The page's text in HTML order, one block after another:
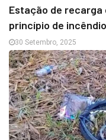
Estação de
princípio de
30 Setembro, 2025